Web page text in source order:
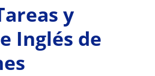
y
Inglés de